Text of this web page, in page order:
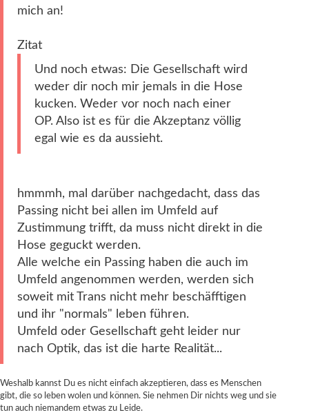
mich an!
Zitat
Und noch etwas: Die Gesellschaft wird
weder dir noch mir jemals in die Hose
kucken. Weder vor noch nach einer
OP. Also ist es für die Akzeptanz völlig
egal wie es da aussieht.
hmmmh, mal darüber nachgedacht, dass das
Passing nicht bei allen im Umfeld auf
Zustimmung trifft, da muss nicht direkt in die
Hose geguckt werden.
Alle welche ein Passing haben die auch im
Umfeld angenommen werden, werden sich
soweit mit Trans nicht mehr beschäfftigen
und ihr "normals" leben führen.
Umfeld oder Gesellschaft geht leider nur
nach Optik, das ist die harte Realität...
Weshalb kannst Du es nicht einfach akzeptieren, dass es Menschen
gibt, die so leben wolen und können. Sie nehmen Dir nichts weg und sie
tun auch niemandem etwas zu Leide.